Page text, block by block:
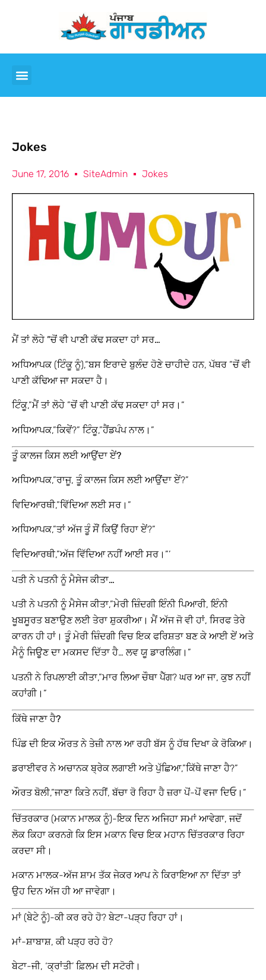
Jokes
June 17, 2016 SiteAdmin Jokes
ਮੈਂ ਤਾਂ ਲੋਹੇ ”ਚੋਂ ਵੀ ਪਾਣੀ ਕੱਢ ਸਕਦਾ ਹਾਂ ਸਰ…
ਅਧਿਆਪਕ (ਟਿੰਕੂ ਨੂੰ),”ਬਸ ਇਰਾਦੇ ਬੁਲੰਦ ਹੋਣੇ ਚਾਹੀਦੇ ਹਨ, ਪੱਥਰ ”ਚੋਂ ਵੀ
ਪਾਣੀ ਕੱਢਿਆ ਜਾ ਸਕਦਾ ਹੈ।
ਟਿੰਕੂ,”ਮੈਂ ਤਾਂ ਲੋਹੇ ”ਚੋਂ ਵੀ ਪਾਣੀ ਕੱਢ ਸਕਦਾ ਹਾਂ ਸਰ।”
ਅਧਿਆਪਕ,”ਕਿਵੇਂ?” ਟਿੰਕੂ,”ਹੈਂਡਪੰਪ ਨਾਲ।”
ਤੂੰ ਕਾਲਜ ਕਿਸ ਲਈ ਆਉਂਦਾ ਏਂ?
ਅਧਿਆਪਕ,”ਰਾਜੂ, ਤੂੰ ਕਾਲਜ ਕਿਸ ਲਈ ਆਉਂਦਾ ਏਂ?”
ਵਿਦਿਆਰਥੀ,”ਵਿੱਦਿਆ ਲਈ ਸਰ।”
ਅਧਿਆਪਕ,”ਤਾਂ ਅੱਜ ਤੂੰ ਸੌਂ ਕਿਉਂ ਰਿਹਾ ਏਂ?”
ਵਿਦਿਆਰਥੀ,”ਅੱਜ ਵਿੱਦਿਆ ਨਹੀਂ ਆਈ ਸਰ।”’
ਪਤੀ ਨੇ ਪਤਨੀ ਨੂੰ ਮੈਸੇਜ ਕੀਤਾ…
ਪਤੀ ਨੇ ਪਤਨੀ ਨੂੰ ਮੈਸੇਜ ਕੀਤਾ,”ਮੇਰੀ ਜ਼ਿੰਦਗੀ ਇੰਨੀ ਪਿਆਰੀ, ਇੰਨੀ
ਖੂਬਸੂਰਤ ਬਣਾਉਣ ਲਈ ਤੇਰਾ ਸ਼ੁਕਰੀਆ। ਮੈਂ ਅੱਜ ਜੋ ਵੀ ਹਾਂ, ਸਿਰਫ ਤੇਰੇ
ਕਾਰਨ ਹੀ ਹਾਂ। ਤੂੰ ਮੇਰੀ ਜ਼ਿੰਦਗੀ ਵਿਚ ਇਕ ਫਰਿਸ਼ਤਾ ਬਣ ਕੇ ਆਈ ਏਂ ਅਤੇ
ਮੈਨੂੰ ਜਿਊਣ ਦਾ ਮਕਸਦ ਦਿੱਤਾ ਹੈ… ਲਵ ਯੂ ਡਾਰਲਿੰਗ।”
ਪਤਨੀ ਨੇ ਰਿਪਲਾਈ ਕੀਤਾ,”ਮਾਰ ਲਿਆ ਚੌਥਾ ਪੈੱਗ? ਘਰ ਆ ਜਾ, ਕੁਝ ਨਹੀਂ
ਕਹਾਂਗੀ।”
ਕਿੱਥੇ ਜਾਣਾ ਹੈ?
ਪਿੰਡ ਦੀ ਇਕ ਔਰਤ ਨੇ ਤੇਜ਼ੀ ਨਾਲ ਆ ਰਹੀ ਬੱਸ ਨੂੰ ਹੱਥ ਦਿਖਾ ਕੇ ਰੋਕਿਆ।
ਡਰਾਈਵਰ ਨੇ ਅਚਾਨਕ ਬ੍ਰੇਕ ਲਗਾਈ ਅਤੇ ਪੁੱਛਿਆ,”ਕਿੱਥੇ ਜਾਣਾ ਹੈ?”
ਔਰਤ ਬੋਲੀ,”ਜਾਣਾ ਕਿਤੇ ਨਹੀਂ, ਬੱਚਾ ਰੋ ਰਿਹਾ ਹੈ ਜ਼ਰਾ ਪੋਂ-ਪੋਂ ਵਜਾ ਦਿਓ।”
ਚਿੱਤਰਕਾਰ (ਮਕਾਨ ਮਾਲਕ ਨੂੰ)-ਇਕ ਦਿਨ ਅਜਿਹਾ ਸਮਾਂ ਆਵੇਗਾ, ਜਦੋਂ
ਲੋਕ ਕਿਹਾ ਕਰਨਗੇ ਕਿ ਇਸ ਮਕਾਨ ਵਿਚ ਇਕ ਮਹਾਨ ਚਿੱਤਰਕਾਰ ਰਿਹਾ
ਕਰਦਾ ਸੀ।
ਮਕਾਨ ਮਾਲਕ-ਅੱਜ ਸ਼ਾਮ ਤੱਕ ਜੇਕਰ ਆਪ ਨੇ ਕਿਰਾਇਆ ਨਾ ਦਿੱਤਾ ਤਾਂ
ਉਹ ਦਿਨ ਅੱਜ ਹੀ ਆ ਜਾਵੇਗਾ।
ਮਾਂ (ਬੇਟੇ ਨੂੰ)-ਕੀ ਕਰ ਰਹੇ ਹੋ? ਬੇਟਾ-ਪੜ੍ਹ ਰਿਹਾ ਹਾਂ।
ਮਾਂ-ਸ਼ਾਬਾਸ਼, ਕੀ ਪੜ੍ਹ ਰਹੇ ਹੋ?
ਬੇਟਾ-ਜੀ, ‘ਕ੍ਰਾਂਤੀ’ ਫ਼ਿਲਮ ਦੀ ਸਟੋਰੀ।